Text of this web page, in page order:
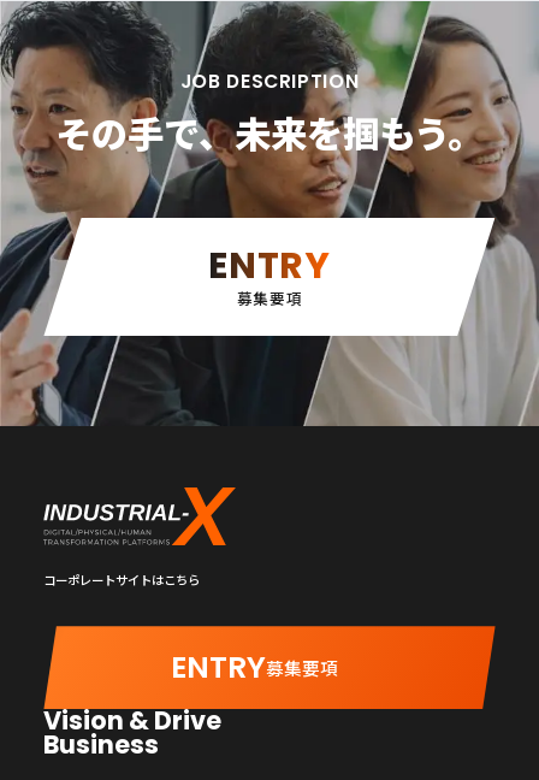
JOB DESCRIPTION
その手で、未来を掴もう。
ENTRY
募集要項
コーポレートサイトはこちら
ENTRY募集要項
Vision & Drive
Business